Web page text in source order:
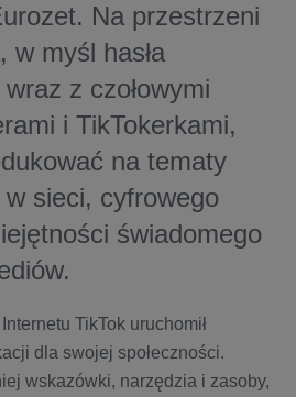
Na przestrzeni
w myśl hasła
z czołowymi
i TikTokerkami,
na tematy
sieci, cyfrowego
świadomego
TikTok uruchomił
dla swojej społeczności.
wskazówki, narzędzia i zasoby,